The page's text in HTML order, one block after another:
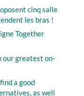
cinq salle
les bras !
Together
our greatest on-
a good
as well